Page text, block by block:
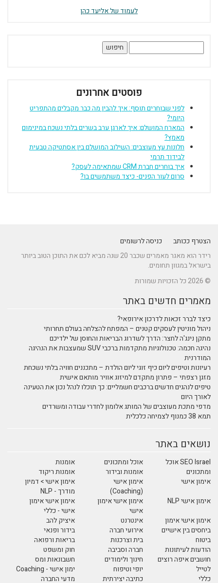
לעמוד של אליעד כהן
פוסטים אחרונים
לפני שבוחרים תוסף: איך להבין מה כבר מקבלים מהתפריט
היומי?
המארח המושלם: איך לארגן ערב בשרים בלתי נשכח במינימום
מאמץ?
חלונות עץ מעוצבים: השילוב המושלם בין אסתטיקה טבעית
לבידוד תרמי
איך בוחרים חברת CRM שמתאימה לעסק?
סרום לעור הפנים- כיצד משתמשים בו?
הצטרף ככותב
כניסה לרשומים
רידר הוא מאגר מאמרים שכבר 20 שנה מביא לכם את התוכן הטוב ביותר
בישראל במגוון תחומים.
© 2026 כל הזכויות שמורות
מאמרים חדשים באתר
כיצד לברר זכאות לדרכון אירופאי?
ניהול מוניטין לעסקים קטנים – המפתח להצלחה בעולם תחרותי
מתקן נינג'ה לחצר: הדרך לשדרוג הבריאות והחוסן של ילדיכם
נהיגה חכמה: טכנולוגיות מתקדמות ברכבי SUV שמעצבות את הנהיגה
המודרנית
רעיונות וטיפים ליום כיף זוגי ליום הולדת – מתכננים חוויה בלתי נשכחת
מזגן רצפתי – פתרון מתקדם למיזוג אוויר מותאם אישית
טיפים לנהגים חדשים ברכבים חשמליים: כך תוכלו לנהל נכון את הטעינה
לאורך היום
מדפי מתכת מעוצבים של המותג אלומון לחדרי עבודה ומשרדים
תמא 38 כמנוף לצמיחה כלכלית
נושאים באתר
SEO Israel אוכל
ומתכונים
אוכל ומתכונים
אומנות
אומנות ובידור
אומנות ריקוד
אימון אישי
אימון אישי
(Coaching)
אימון אישי > דמיון
מודרך - NLP
אימון אישי NLP
אימון אישי אימון
אישי
אימון אישי אימון
אישי - כללי
אימון אישי אימון
ביחסים בין אישיים
אינטרנט
איציק להב
אירועי חברה
בידור ופנאי
ביטוח
בית וצרכנות
בריאות ורפואה
הודעות לעיתונות
חברה וסביבה
חוק ומשפט
חושבים איפה רוצים
לטייל
חינוך ולימודים
חשבונאות ומס
יופי וטיפוח
ימון אישי - Coaching
כללי
כתיבה יצירתית מדעי החברה